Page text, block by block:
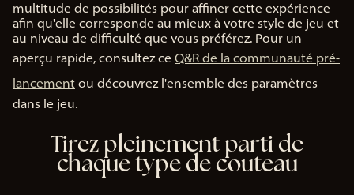
multitude de possibilités pour affiner cette expérience
afin qu'elle corresponde au mieux à votre style de jeu et
au niveau de difficulté que vous préférez. Pour un
aperçu rapide, consultez ce Q&R de la communauté pré-
lancement ou découvrez l'ensemble des paramètres
dans le jeu.
Tirez pleinement parti de
chaque type de couteau